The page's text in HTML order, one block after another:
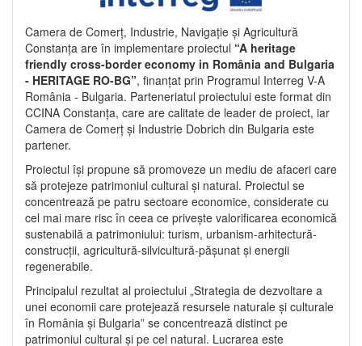
Camera de Comerț, Industrie, Navigație și Agricultură
Constanța are în implementare proiectul “A heritage
friendly cross-border economy in România and Bulgaria
- HERITAGE RO-BG”, finanțat prin Programul Interreg V-A
România - Bulgaria. Parteneriatul proiectului este format din
CCINA Constanța, care are calitate de leader de proiect, iar
Camera de Comerț și Industrie Dobrich din Bulgaria este
partener.
Proiectul își propune să promoveze un mediu de afaceri care
să protejeze patrimoniul cultural și natural. Proiectul se
concentrează pe patru sectoare economice, considerate cu
cel mai mare risc în ceea ce privește valorificarea economică
sustenabilă a patrimoniului: turism, urbanism-arhitectură-
construcții, agricultură-silvicultură-pășunat și energii
regenerabile.
Principalul rezultat al proiectului „Strategia de dezvoltare a
unei economii care protejează resursele naturale și culturale
în România și Bulgaria” se concentrează distinct pe
patrimoniul cultural și pe cel natural. Lucrarea este